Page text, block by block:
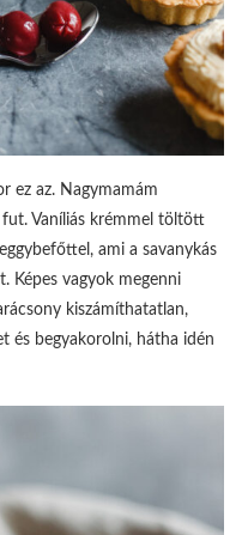
ez az. Nagymamám
fut. Vaníliás krémmel töltött
ami a savanykás
Képes vagyok megenni
kiszámíthatatlan,
és begyakorolni, hátha idén